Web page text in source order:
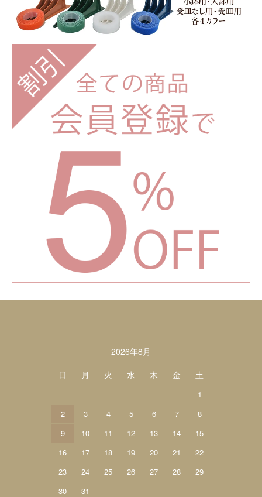
2026年8月
日
月 火 水 木 金 土
1
2
3 4 5 6 7
8
9
10 11 12 13 14
15
16
17 18 19 20 21
22
23
24 25 26 27 28
29
30
31